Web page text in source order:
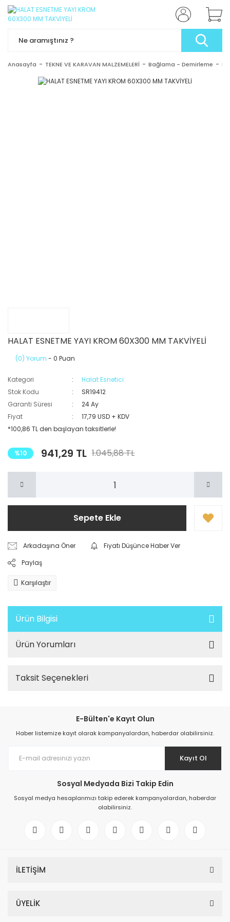
Anasayfa TEKNE VE KARAVAN MALZEMELERİ Bağlama - Demirleme
HALAT ESNETME YAYI KROM 60X300 MM TAKVİYELİ
(0) Yorum - 0 Puan
Kategori
Halat Esnetici
Stok Kodu
SR19412
Garanti Süresi
24 Ay
Fiyat
17,79 USD + KDV
*100,86 TL den başlayan taksitlerle!
%10 941,29 TL 1.045,88 TL
Sepete Ekle
Arkadaşına Öner
Fiyatı Düşünce Haber Ver
Paylaş
Karşılaştır
Ürün Bilgisi
Ürün Yorumları
Taksit Seçenekleri
E-Bülten'e Kayıt Olun
Haber listemize kayıt olarak kampanyalardan, haberdar olabilirsiniz.
Kayıt Ol
Sosyal Medyada Bizi Takip Edin
Sosyal medya hesaplarımızı takip ederek kampanyalardan, haberdar
olabilirsiniz.
İLETİŞİM
ÜYELİK